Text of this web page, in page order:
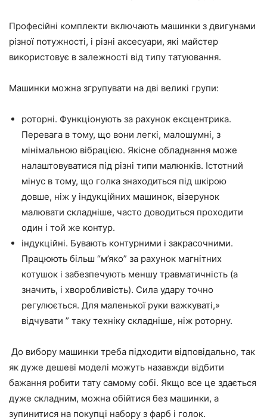
Професійні комплекти включають машинки з двигунами
різної потужності, і різні аксесуари, які майстер
використовує в залежності від типу татуювання.
Машинки можна згрупувати на дві великі групи:
роторні. Функціонують за рахунок ексцентрика.
Перевага в тому, що вони легкі, малошумні, з
мінімальною вібрацією. Якісне обладнання може
налаштовуватися під різні типи малюнків. Істотний
мінус в тому, що голка знаходиться під шкірою
довше, ніж у індукційних машинок, візерунок
малювати складніше, часто доводиться проходити
один і той же контур.
індукційні. Бувають контурними і закрасочними.
Працюють більш “м’яко” за рахунок магнітних
котушок і забезпечують меншу травматичність (а
значить, і хворобливість). Сила удару точно
регулюється. Для маленької руки важкуваті,»
відчувати ” таку техніку складніше, ніж роторну.
До вибору машинки треба підходити відповідально, так
як дуже дешеві моделі можуть назавжди відбити
бажання робити тату самому собі. Якщо все це здається
дуже складним, можна обійтися без машинки, а
зупинитися на покупці набору з фарб і голок.